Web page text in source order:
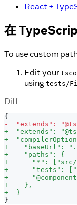
React +
在
To use custom
Edit your
using tests/
Diff
{
-
"extends":
+
"extends":
+
+
"baseUrl":
+
    "paths": {
+
"*":
+
"tests":
+
+
    },
+
  }
}